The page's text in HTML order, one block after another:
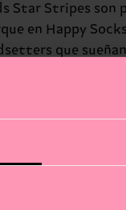
Star Stripes
en Happy
que